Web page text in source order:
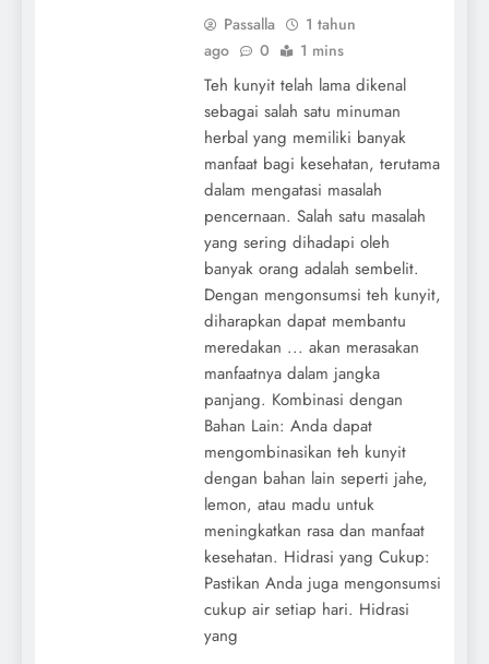
Passalla
1 tahun
ago
0 1 mins
Teh kunyit telah lama dikenal
sebagai salah satu minuman
herbal yang memiliki banyak
manfaat bagi kesehatan, terutama
dalam mengatasi masalah
pencernaan. Salah satu masalah
yang sering dihadapi oleh
banyak orang adalah sembelit.
Dengan mengonsumsi teh kunyit,
diharapkan dapat membantu
meredakan ... akan merasakan
manfaatnya dalam jangka
panjang. Kombinasi dengan
Bahan Lain: Anda dapat
mengombinasikan teh kunyit
dengan bahan lain seperti jahe,
lemon, atau madu untuk
meningkatkan rasa dan manfaat
kesehatan. Hidrasi yang Cukup:
Pastikan Anda juga mengonsumsi
cukup air setiap hari. Hidrasi
yang